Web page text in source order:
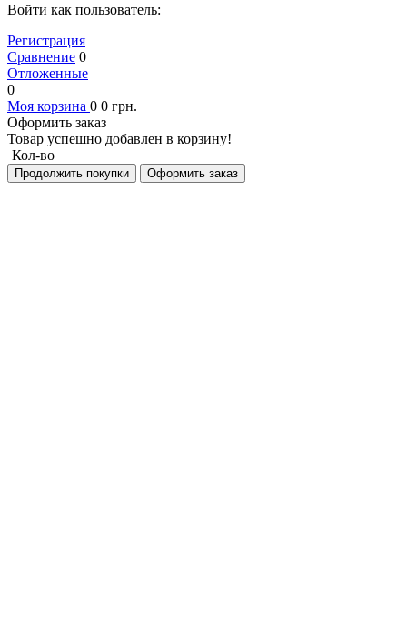
Войти как пользователь:
Регистрация
Сравнение 0
Отложенные
0
Моя корзина 0 0 грн.
Оформить заказ
Товар успешно добавлен в корзину!
Кол-во
Продолжить покупки Оформить заказ